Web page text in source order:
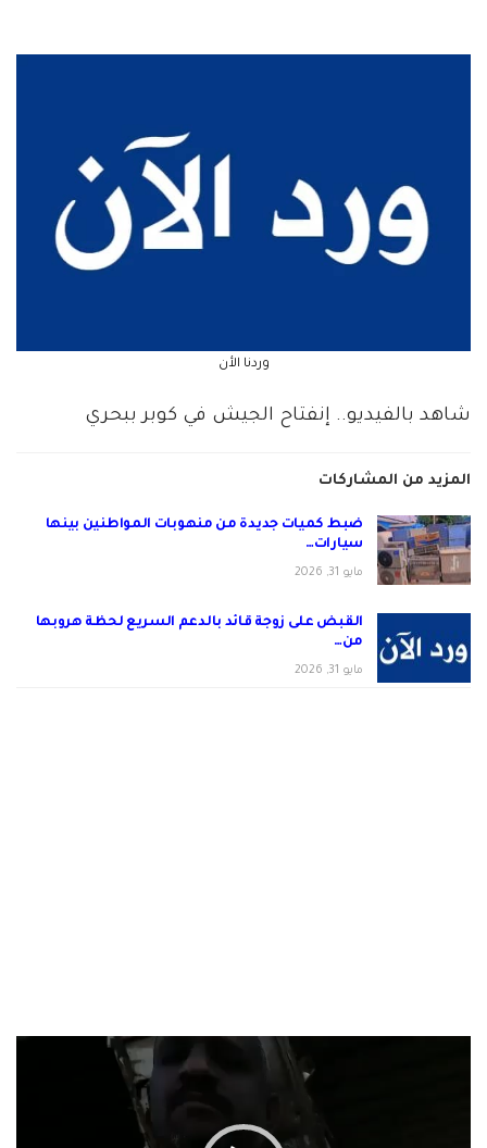
وردنا الأن
شاهد بالفيديو.. إنفتاح الجيش في كوبر ببحري
المزيد من المشاركات
ضبط كميات جديدة من منهوبات المواطنين بينها
سيارات…
مايو 31, 2026
القبض على زوجة قائد بالدعم السريع لحظة هروبها
من…
مايو 31, 2026